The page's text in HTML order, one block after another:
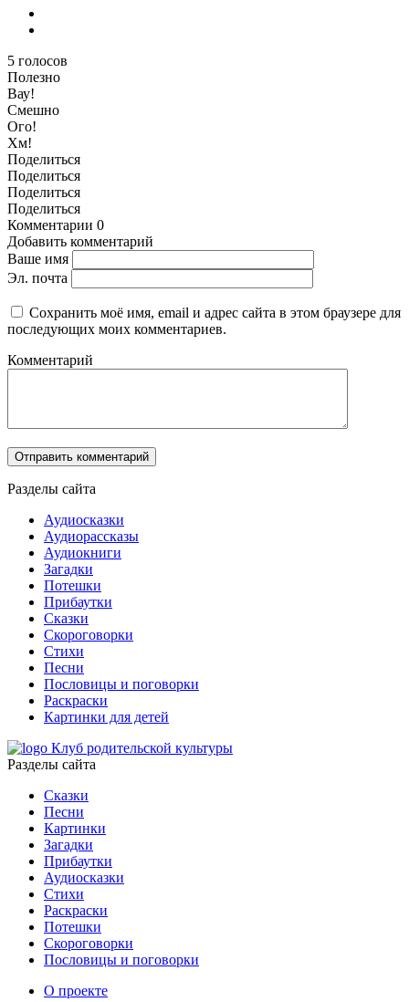
5 голосов
Полезно
Вау!
Смешно
Ого!
Хм!
Поделиться
Поделиться
Поделиться
Поделиться
Комментарии 0
Добавить комментарий
Ваше имя
Эл. почта
Сохранить моё имя, email и адрес сайта в этом браузере для
последующих моих комментариев.
Комментарий
Разделы сайта
Аудиосказки
Аудиорассказы
Аудиокниги
Загадки
Потешки
Прибаутки
Сказки
Скороговорки
Стихи
Песни
Пословицы и поговорки
Раскраски
Картинки для детей
Клуб родительской культуры
Разделы сайта
Сказки
Песни
Картинки
Загадки
Прибаутки
Аудиосказки
Стихи
Раскраски
Потешки
Скороговорки
Пословицы и поговорки
О проекте